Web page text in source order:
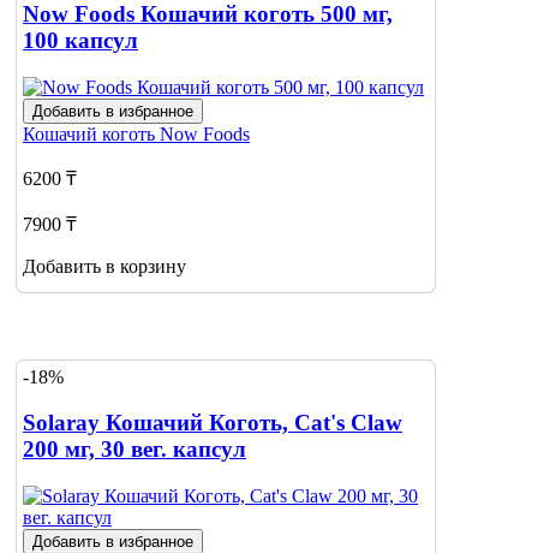
Now Foods Кошачий коготь 500 мг,
100 капсул
Добавить в избранное
Кошачий коготь Now Foods
6200 ₸
7900 ₸
Добавить в корзину
-18%
Solaray Кошачий Коготь, Cat's Claw
200 мг, 30 вег. капсул
Добавить в избранное